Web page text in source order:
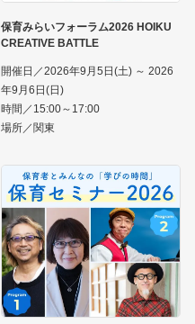
保育みらいフォーラム2026 HOIKU
CREATIVE BATTLE
開催日／2026年9月5日(土) ～ 2026
年9月6日(日)
時間／15:00～17:00
場所／関東